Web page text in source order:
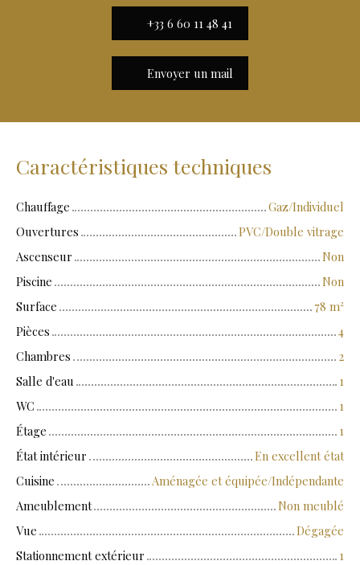
+33 6 60 11 48 41
Envoyer un mail
Caractéristiques techniques
Chauffage
Gaz/Individuel
Ouvertures
PVC/Double vitrage
Ascenseur
Non
Piscine
Non
Surface
78 m²
Pièces
4
Chambres
2
Salle d'eau
1
WC
1
Étage
1
État intérieur
En excellent état
Cuisine
Aménagée et équipée/Indépendante
Ameublement
Non meublé
Vue
Dégagée
Stationnement extérieur
1